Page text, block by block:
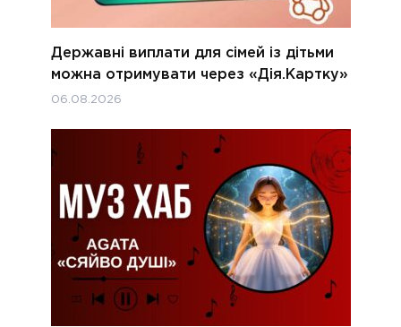
Державні виплати для сімей із дітьми
можна отримувати через «Дія.Картку»
06.08.2026